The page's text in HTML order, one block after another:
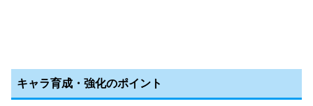
キャラ育成・強化のポイント